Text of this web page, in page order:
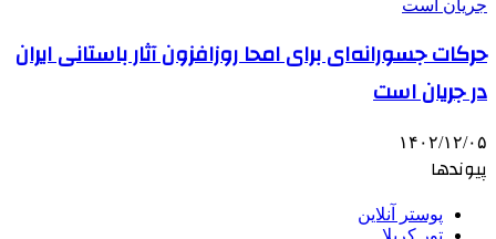
حرکات جسورانه‌ای برای امحا روزافزون آثار باستانی ایران
در جریان است
۱۴۰۲/۱۲/۰۵
پیوندها
پوستر آنلاین
تور کربلا